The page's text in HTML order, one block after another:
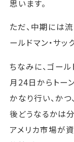
思います。
ただ、中期には
ールドマン・サッ
ちなみに、ゴール
月24日からトー
かなり行い、か
後どうなるかは
アメリカ市場が